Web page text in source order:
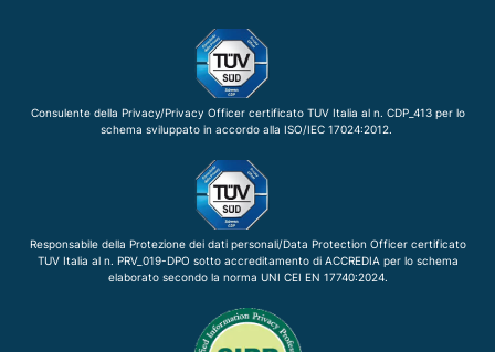
Consulente della Privacy/Privacy Officer certificato TUV Italia al n. CDP_413 per lo
schema sviluppato in accordo alla ISO/IEC 17024:2012.
Responsabile della Protezione dei dati personali/Data Protection Officer certificato
TUV Italia al n. PRV_019-DPO sotto accreditamento di ACCREDIA per lo schema
elaborato secondo la norma UNI CEI EN 17740:2024.